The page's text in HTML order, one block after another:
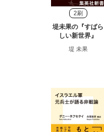
2刷
堤未果の『すばら
しい新世界』
堤 未果